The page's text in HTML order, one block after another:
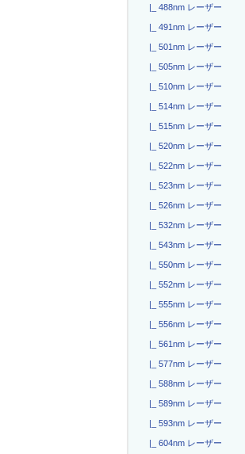
|_ 488nm レーザー
|_ 491nm レーザー
|_ 501nm レーザー
|_ 505nm レーザー
|_ 510nm レーザー
|_ 514nm レーザー
|_ 515nm レーザー
|_ 520nm レーザー
|_ 522nm レーザー
|_ 523nm レーザー
|_ 526nm レーザー
|_ 532nm レーザー
|_ 543nm レーザー
|_ 550nm レーザー
|_ 552nm レーザー
|_ 555nm レーザー
|_ 556nm レーザー
|_ 561nm レーザー
|_ 577nm レーザー
|_ 588nm レーザー
|_ 589nm レーザー
|_ 593nm レーザー
|_ 604nm レーザー